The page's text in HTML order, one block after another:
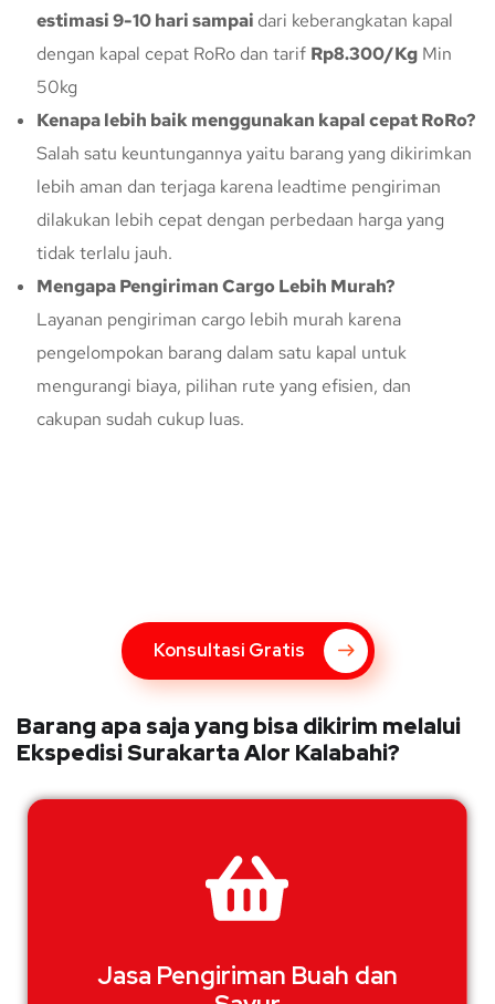
estimasi 9-10 hari sampai dari keberangkatan kapal
dengan kapal cepat RoRo dan tarif Rp8.300/Kg Min
50kg
Kenapa lebih baik menggunakan kapal cepat RoRo?
Salah satu keuntungannya yaitu barang yang dikirimkan
lebih aman dan terjaga karena leadtime pengiriman
dilakukan lebih cepat dengan perbedaan harga yang
tidak terlalu jauh.
Mengapa Pengiriman Cargo Lebih Murah?
Layanan pengiriman cargo lebih murah karena
pengelompokan barang dalam satu kapal untuk
mengurangi biaya, pilihan rute yang efisien, dan
cakupan sudah cukup luas.
Konsultasi Gratis
Barang apa saja yang bisa dikirim melalui
Ekspedisi Surakarta Alor Kalabahi?
Jasa Pengiriman Buah dan